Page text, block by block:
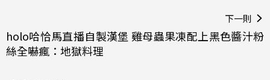
下一則
holo哈恰馬直播自製漢堡 雞母蟲果凍配上黑色醬汁粉
絲全嚇瘋：地獄料理